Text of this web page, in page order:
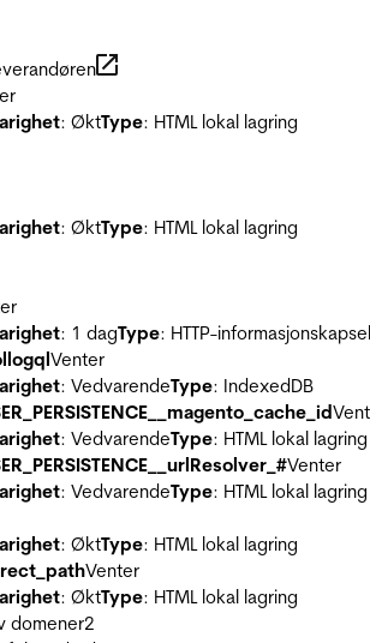
: ØktType: HTML lokal lagring
: ØktType: HTML lokal lagring
: 1 dagType: HTTP-informasjonskapsel
Venter
: VedvarendeType: IndexedDB
: VedvarendeType: HTML lokal lagring
Venter
: VedvarendeType: HTML lokal lagring
: ØktType: HTML lokal lagring
Venter
: ØktType: HTML lokal lagring
domener2